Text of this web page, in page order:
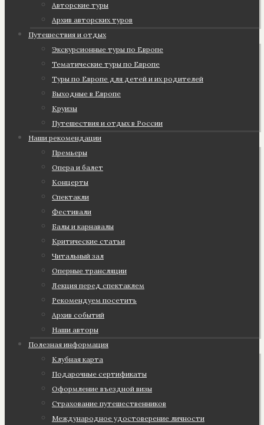
Авторские туры
Архив авторских туров
Путешествия и отдых
Экскурсионные туры по Европе
Тематические туры по Европе
Туры по Европе для детей и их родителей
Выходные в Европе
Круизы
Путешествия и отдых в России
Наши рекомендации
Премьеры
Опера и балет
Концерты
Спектакли
Фестивали
Балы и карнавалы
Критические статьи
Читальный зал
Оперные трансляции
Лекция перед спектаклем
Рекомендуем посетить
Архив событий
Наши авторы
Полезная информация
Клубная карта
Подарочные сертификаты
Оформление въездной визы
Страхование путешественников
Международное удостоверение личности